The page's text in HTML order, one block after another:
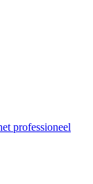
professioneel